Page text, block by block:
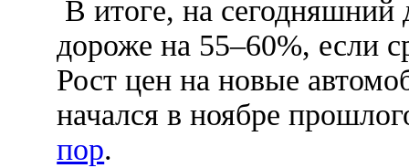
В итоге, на сегодняшний
дороже на 55–60%, если
Рост цен на новые
начался в ноябре
пор.